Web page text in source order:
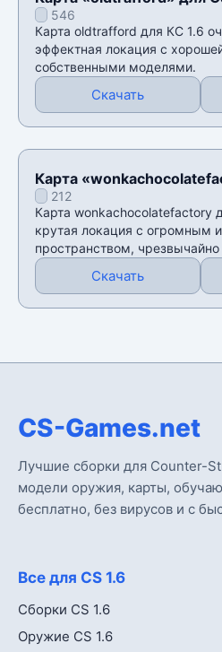
546
Карта oldtrafford для КС 1.6
эффектная локация с
собственными моделями.
Скачать
Карта
212
Карта wonkachocolatefactory
крутая локация с огромным
пространством,
Скачать
CS-Games.net
Лучшие сборки для Counter-
модели оружия, карты,
бесплатно, без вирусов и с
Все для CS 1.6
Сборки CS 1.6
Оружие CS 1.6